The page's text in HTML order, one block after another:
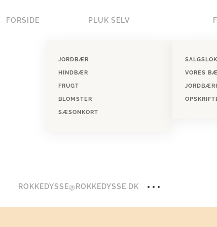
Skip to main content
FORSIDE PLUK SELV
JORDBÆR
HINDBÆR
FRUGT
BLOMSTER
SÆSONKORT
VORES
ROKKEDYSSE@ROKKEDYSSE.DK